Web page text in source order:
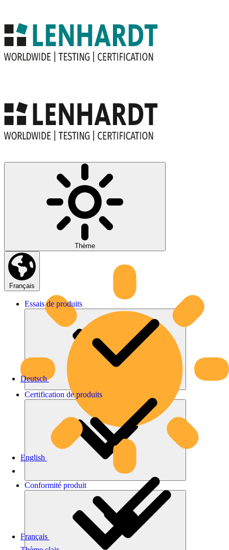
Thème
Français
Deutsch
English
Français
Essais de produits
Certification de produits
Conformité produit